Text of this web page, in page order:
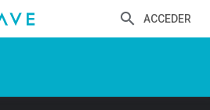
ACCEDER